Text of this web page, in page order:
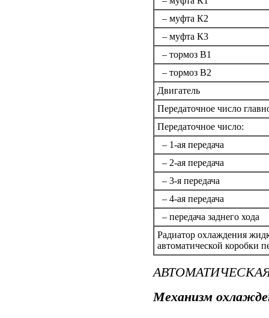
– муфта К2
– муфта К3
– тормоз В1
– тормоз В2
Двигатель
Передаточное число
Передаточное число:
– 1-ая передача
– 2-ая передача
– 3-я передача
– 4-ая передача
– передача заднего хода
Радиатор охлаждения
автоматической коробки
Механизм